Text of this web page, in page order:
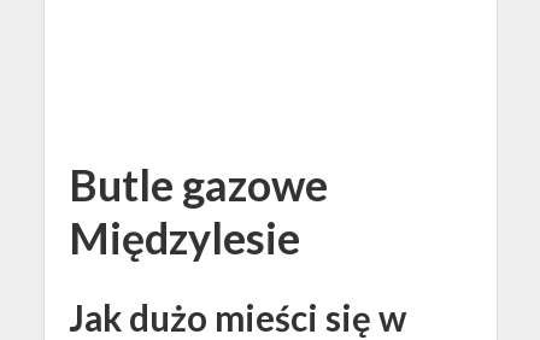
Butle gazowe
Międzylesie
Jak dużo mieści się w